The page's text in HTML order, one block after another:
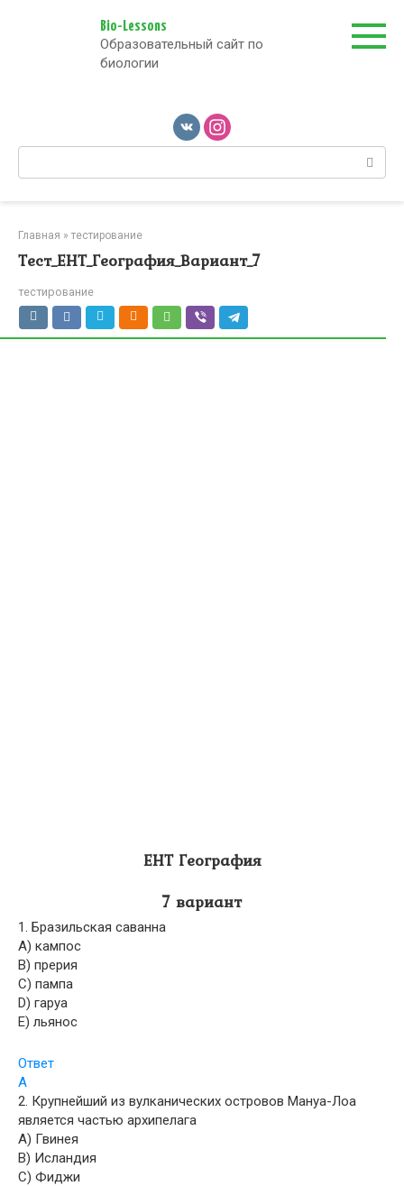
Bio-Lessons
Образовательный сайт по
биологии
Поиск:
Главная » тестирование
Тест_ЕНТ_География_Вариант_7
тестирование
ЕНТ География
7 вариант
1. Бразильская саванна
A) кампос
B) прерия
C) пампа
D) гаруа
E) льянос
Ответ
A
2. Крупнейший из вулканических островов Мануа-Лоа
является частью архипелага
A) Гвинея
B) Исландия
C) Фиджи